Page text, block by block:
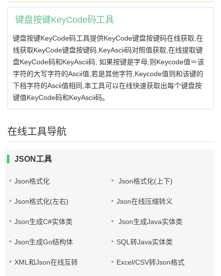
键盘按键KeyCode码工具
键盘按键KeyCode码工具提供KeyCode键盘按键码在线获取,在
线获取KeyCode键盘按键码,KeyAscii码对照值获取,在线提取键
盘KeyCode码和KeyAscii码, 如果按键是字母,则Keycode值＝该
字符的大写字符的Ascii值,若是其他字符,Keycode值则和该键的
下档字符的Ascii值相同,本工具可以在线快速获取出每个键盘按
键值KeyCode码和KeyAscii码。
在线工具导航
JSON工具
Json格式化 Json格式化(上下)
Json格式化(左右) Json在线压缩转义
Json生成C#实体类 Json生成Java实体类
Json生成Go结构体 SQL转Java实体类
XML和Json在线互转 Excel/CSV转Json格式